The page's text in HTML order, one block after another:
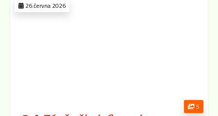
26.června 2026
5